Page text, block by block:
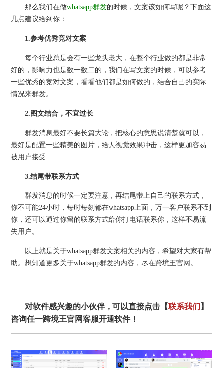
那么我们在做whatsapp群发的时候，文案该如何写呢？下面这
几点建议给到你：
1.参考优秀竞对文案
每个行业总是会有一些龙头老大，在整个行业做的都是非常
好的，影响力也是数一数二的，我们在写文案的时候，可以参考
一些优秀的竞对文案，看看他们都是如何做的，结合自己的实际
情况来群发。
2.图文结合，不宜过长
群发消息最好不要长篇大论，把核心的意思说清楚就可以，
最好是配置一些精美的图片，给人视觉效果冲击，这样更加容易
被用户接受
3.结尾带联系方式
群发消息的时候一定要注意，再结尾带上自己的联系方式，
你不可能24小时，每时每刻都在whatsapp上面，万一客户联系不到
你，还可以通过你留的联系方式给你打电话联系你，这样不易流
失用户。
以上就是关于whatsapp群发文案相关的内容，希望对大家有帮
助。想知道更多关于whatsapp群发的内容，尽在跨境王官网。
对软件感兴趣的小伙伴，可以直接点击【联系我们 】
咨询任一跨境王官网客服开通软件！